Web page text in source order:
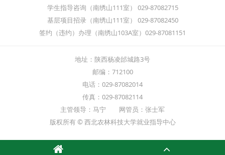
学生指导咨询（南绣山111室） 029-87082715
基层项目招录（南绣山111室） 029-87082450
签约（违约）办理（南绣山103A室）029-87081151
地址：陕西杨凌邰城路3号
邮编：712100
电话：029-87082014
传真：029-87082114
主管领导：马宁 网管员：张士军
版权所有 © 西北农林科技大学就业指导中心